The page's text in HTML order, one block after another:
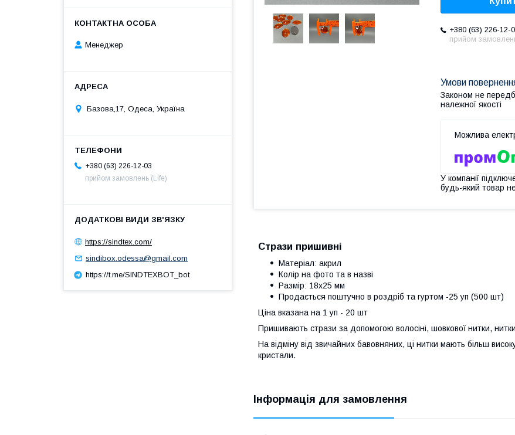
+380 (63) 226-12-
прийом
Законом не
належної якості
У компанії
будь-який товар
Стрази пришивні
Матеріал: акрил
Колір на фото та в назві
Размір: 18х25 мм
Продається поштучно в роздріб та гуртом -25 уп (500 шт)
Ціна вказана на 1 уп - 20 шт
Пришивають стрази за допомогою волосіні, шовкової нитки,
На відміну від звичайних бавовняних, ці нитки мають більш
кристали.
Інформація для замовлення
Менеджер
Базова,17, Одеса, Україна
+380 (63) 226-12-03
прийом замовлень (Life)
https://sindtex.com/
sindibox.odessa@gmail.com
https://t.me/SINDTEXBOT_bot